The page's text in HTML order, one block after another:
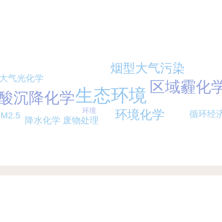
生态环境
沉降化学
区域霾化
环境化学
烟型大气污染
气光化学
循环经
废物处理
降水化学
环境